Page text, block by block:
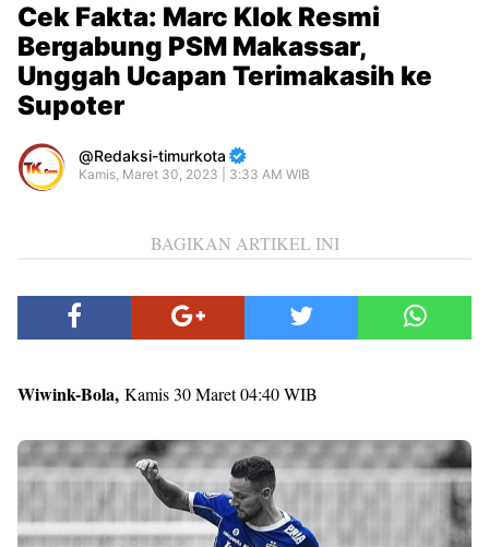
Cek Fakta: Marc Klok Resmi
Bergabung PSM Makassar,
Unggah Ucapan Terimakasih ke
Supoter
Redaksi-timurkota
Kamis, Maret 30, 2023 | 3:33 AM WIB
BAGIKAN ARTIKEL INI
Wiwink-Bola, Kamis 30 Maret 04:40 WIB